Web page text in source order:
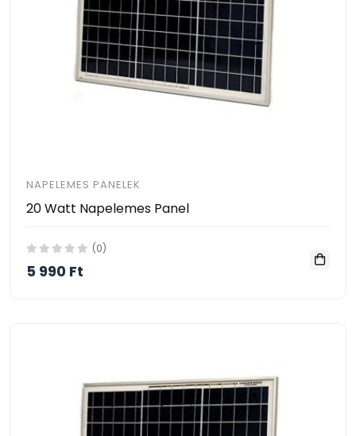
NAPELEMES PANELEK
20 Watt Napelemes Panel
(0)
5 990 Ft